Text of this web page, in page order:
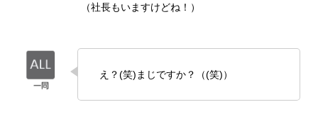
（社長もいますけどね！）
え？(笑)まじですか？（(笑)）